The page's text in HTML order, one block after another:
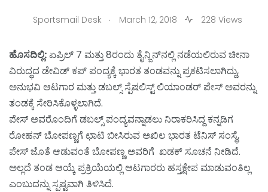
Sportsmail Desk . March 12, 2018 228 Views
ಹೊಸದಿಲ್ಲಿ:ಏಪ್ರಿಲ್ 7 ಮತ್ತು 8ರಂದು ತೈನ್ಜಿನ್‌ನಲ್ಲಿ ನಡೆಯಲಿರುವ ಚೀನಾ
ವಿರುದ್ಧದ ಡೇವಿಡ್ ಕಪ್ ಪಂದ್ಯಕ್ಕೆ ಭಾರತ ತಂಡವನ್ನು ಪ್ರಕಟಿಸಲಾಗಿದ್ದು,
ಅನುಭವಿ ಆಟಗಾರ ಮತ್ತು ಡಬಲ್ಸ್ ಸ್ಪೆಷಲಿಸ್ಟ್ ಲಿಯಾಂಡರ್ ಪೇಸ್ ಅವರನ್ನು
ತಂಡಕ್ಕೆ ಸೇರಿಸಿಕೊಳ್ಳಲಾಗಿದೆ.
ಪೇಸ್ ಅವರೊಂದಿಗೆ ಡಬಲ್ಸ್ ಪಂದ್ಯವನ್ನಾಡಲು ನಿರಾಕರಿಸಿದ್ದ ಕನ್ನಡಿಗ
ರೋಹನ್ ಬೋಪಣ್ಣಗೆ ಛಾಟಿ ಬೀಸಿರುವ ಅಖಿಲ ಭಾರತ ಟೆನಿಸ್ ಸಂಸ್ಥೆ,
ಪೇಸ್ ಜೊತೆ ಆಡುವಂತೆ ಬೋಪಣ್ಣ ಅವರಿಗೆ ಖಡಕ್ ಸೂಚನೆ ನೀಡಿದೆ.
ಅಲ್ಲದೆ ತಂಡ ಆಯ್ಕೆ ಪ್ರಕ್ರಿಯೆಯಲ್ಲಿ ಆಟಗಾರರು ಹಸ್ತಕ್ಷೇಪ ಮಾಡುವಂತಿಲ್ಲ
ಎಂಬುದನ್ನು ಸ್ಪಷ್ಟವಾಗಿ ತಿಳಿಸಿದೆ.